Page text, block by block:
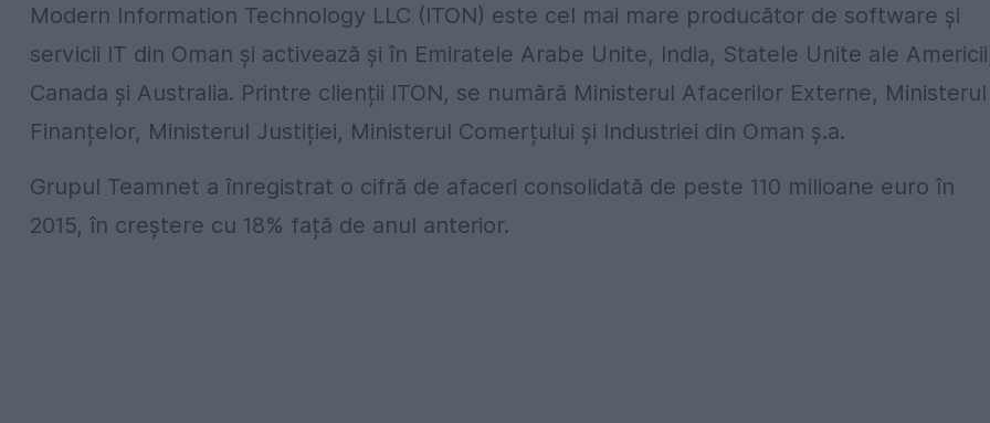
Modern Information Technology LLC (ITON) este cel mai mare producător de software și
servicii IT din Oman și activează și în Emiratele Arabe Unite, India, Statele Unite ale
Canada și Australia. Printre clienții ITON, se numără Ministerul Afacerilor Externe, Ministerul
Finanțelor, Ministerul Justiției, Ministerul Comerțului și Industriei din Oman ș.a.
Grupul Teamnet a înregistrat o cifră de afaceri consolidată de peste 110 milioane euro în
2015, în creștere cu 18% față de anul anterior.